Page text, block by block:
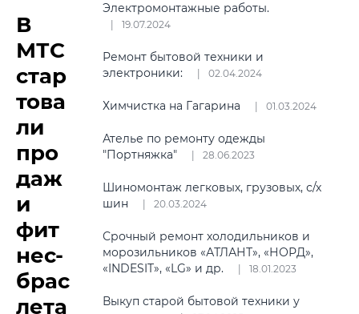
В
МТС
стар
това
ли
про
даж
и
фит
нес-
брас
лета
Электромонтажные работы.
19.07.2024
Ремонт бытовой техники и
электроники:
02.04.2024
Химчистка на Гагарина 01.03.2024
Ателье по ремонту одежды
"Портняжка"
28.06.2023
Шиномонтаж легковых, грузовых, с/х
шин
20.03.2024
Срочный ремонт холодильников и
морозильников «АТЛАНТ», «НОРД»,
«INDESIT», «LG» и др.
18.01.2023
Выкуп старой бытовой техники у